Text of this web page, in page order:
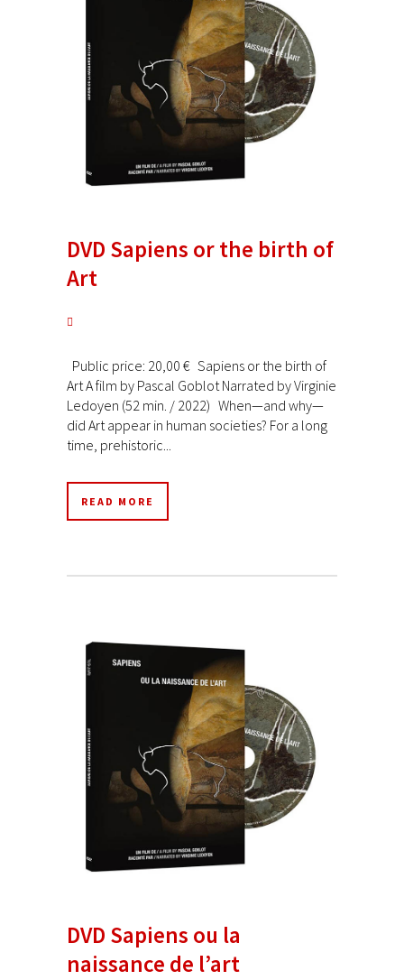
DVD Sapiens or the birth of
Art
Public price: 20,00 € Sapiens or the birth of
Art A film by Pascal Goblot Narrated by Virginie
Ledoyen (52 min. / 2022) When—and why—
did Art appear in human societies? For a long
time, prehistoric...
READ MORE
DVD Sapiens ou la
naissance de l’art